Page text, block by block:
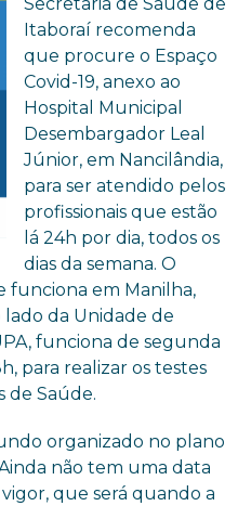
Itaboraí recomenda
que procure o Espaço
Covid-19, anexo ao
Hospital Municipal
Desembargador Leal
Júnior, em Nancilândia,
para ser atendido pelos
profissionais que estão
lá 24h por dia, todos os
dias da semana. O
funciona em Manilha,
lado da Unidade de
funciona de segunda
para realizar os testes
de Saúde.
organizado no plano
não tem uma data
que será quando a